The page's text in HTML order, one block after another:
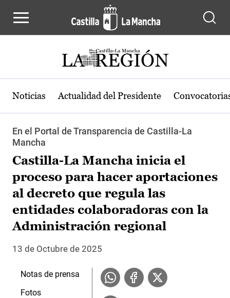
Noticias Actualidad del Presidente
En el Portal de Transparencia de Castilla-La
Mancha
Castilla-La Mancha inicia el
proceso para hacer aportaciones
al decreto que regula las
entidades colaboradoras con la
Administración regional
13 de Octubre de 2025
Notas de prensa
Fotos